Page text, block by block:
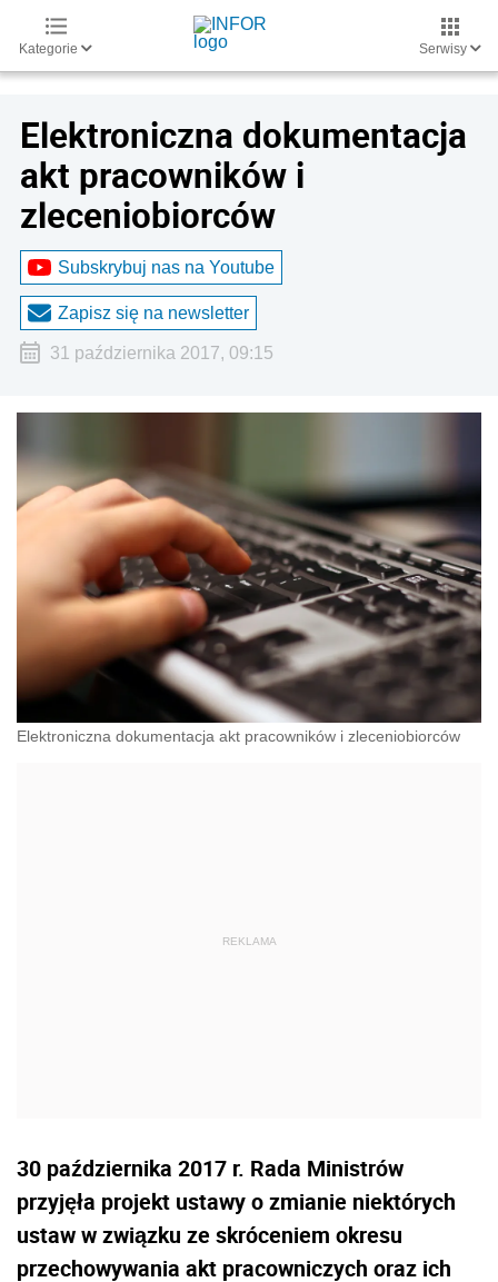
Kategorie Serwisy
Elektroniczna dokumentacja
akt pracowników i
zleceniobiorców
Subskrybuj nas na Youtube
Zapisz się na newsletter
31 października 2017, 09:15
Elektroniczna dokumentacja akt pracowników i zleceniobiorców
30 października 2017 r. Rada Ministrów
przyjęła projekt ustawy o zmianie niektórych
ustaw w związku ze skróceniem okresu
przechowywania akt pracowniczych oraz ich